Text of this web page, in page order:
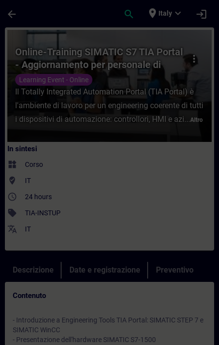
arrow_back search place Italy expand_more login
Corso - Online-Training SIMATIC S7
more_vert
Online-Training SIMATIC S7 TIA Portal
- Aggiornamento per personale di
manutenzione
Learning Event - Online
Il Totally Integrated Automation Portal (TIA Portal) è
l'ambiente di lavoro per un engineering coerente di tutti
i dispositivi di automazione: controllori, HMI e azi...Altro
In sintesi
widgets Corso
where_to_vote IT
access_time 24 hours
sell TIA-INSTUP
translate IT
Descrizione Date e registrazione Preventivo
Contenuto
- Introduzione a Engineering Tools TIA Portal: SIMATIC STEP 7 e
SIMATIC WinCC
- Presentazione dell'hardware SIMATIC S7-1500